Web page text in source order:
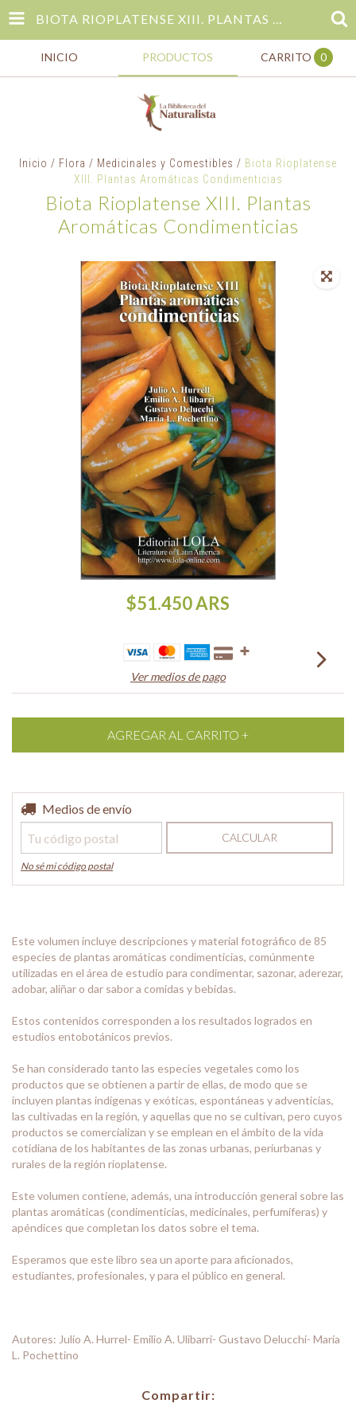
BIOTA RIOPLATENSE XIII. PLANTAS AROMÁTICAS CONDIMENTICIAS
INICIO PRODUCTOS CARRITO 0
Inicio / Flora / Medicinales y Comestibles / Biota Rioplatense
XIII. Plantas Aromáticas Condimenticias
Biota Rioplatense XIII. Plantas
Aromáticas Condimenticias
$51.450ARS
Ver medios de pago
Entregas para el CP:
Medios de envío
CALCULAR
No sé mi código postal
Este volumen incluye descripciones y material fotográfico de 85
especies de plantas aromáticas condimenticias, comúnmente
utilizadas en el área de estudio para condimentar, sazonar, aderezar,
adobar, aliñar o dar sabor a comidas y bebidas.
Estos contenidos corresponden a los resultados logrados en
estudios entobotánicos previos.
Se han considerado tanto las especies vegetales como los
productos que se obtienen a partir de ellas, de modo que se
incluyen plantas indígenas y exóticas, espontáneas y adventicias,
las cultivadas en la región, y aquellas que no se cultivan, pero cuyos
productos se comercializan y se emplean en el ámbito de la vida
cotidiana de los habitantes de las zonas urbanas, periurbanas y
rurales de la región rioplatense.
Este volumen contiene, además, una introducción general sobre las
plantas aromáticas (condimenticias, medicinales, perfumíferas) y
apéndices que completan los datos sobre el tema.
Esperamos que este libro sea un aporte para aficionados,
estudiantes, profesionales, y para el público en general.
Autores: Julio A. Hurrel- Emilio A. Ulibarri- Gustavo Delucchi- María
L. Pochettino
Compartir: